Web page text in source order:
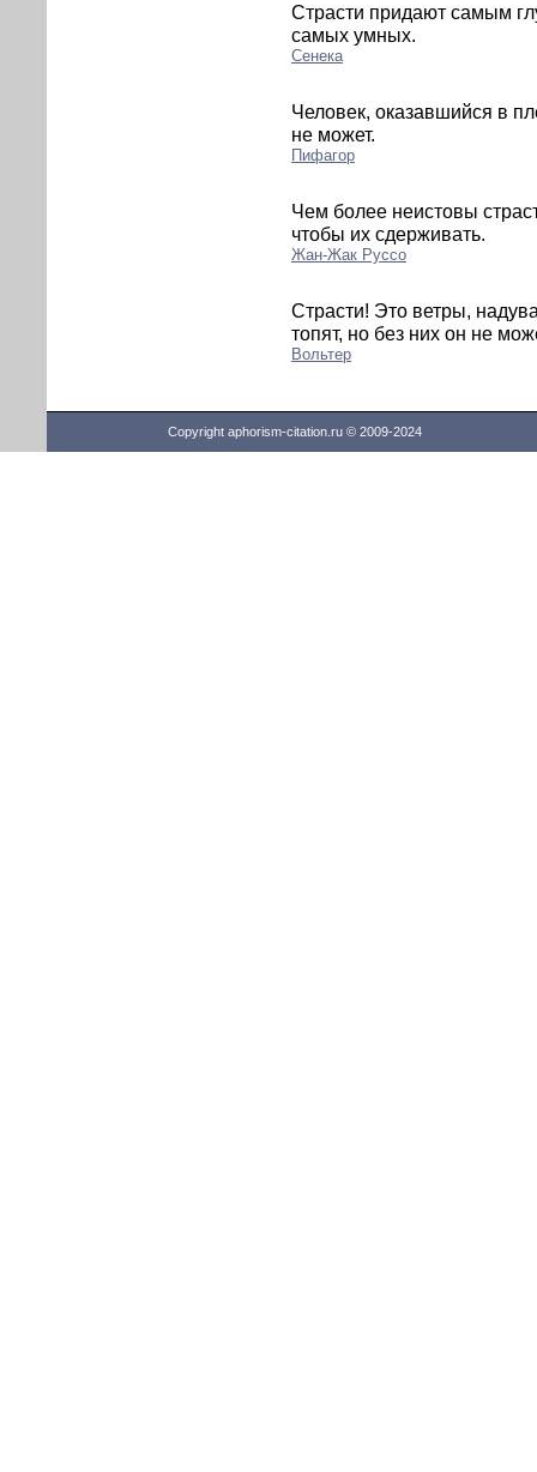
Страсти придают самым
самых умных.
Сенека
Человек, оказавшийся в
не может.
Пифагор
Чем более неистовы
чтобы их сдерживать.
Жан-Жак Руссо
Страсти! Это ветры,
топят, но без них он не
Вольтер
Copyright aphorism-citation.ru © 2009-2024